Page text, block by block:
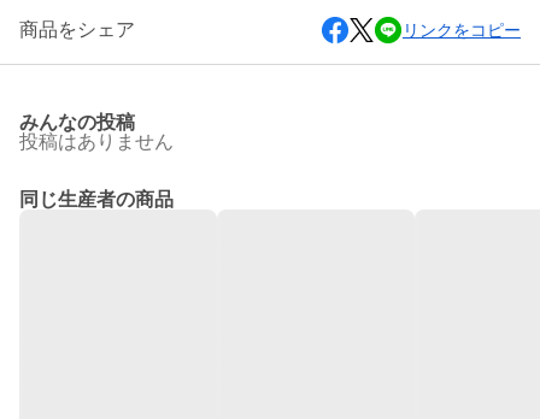
商品をシェア リンクをコピー
みんなの投稿
投稿はありません
同じ生産者の商品